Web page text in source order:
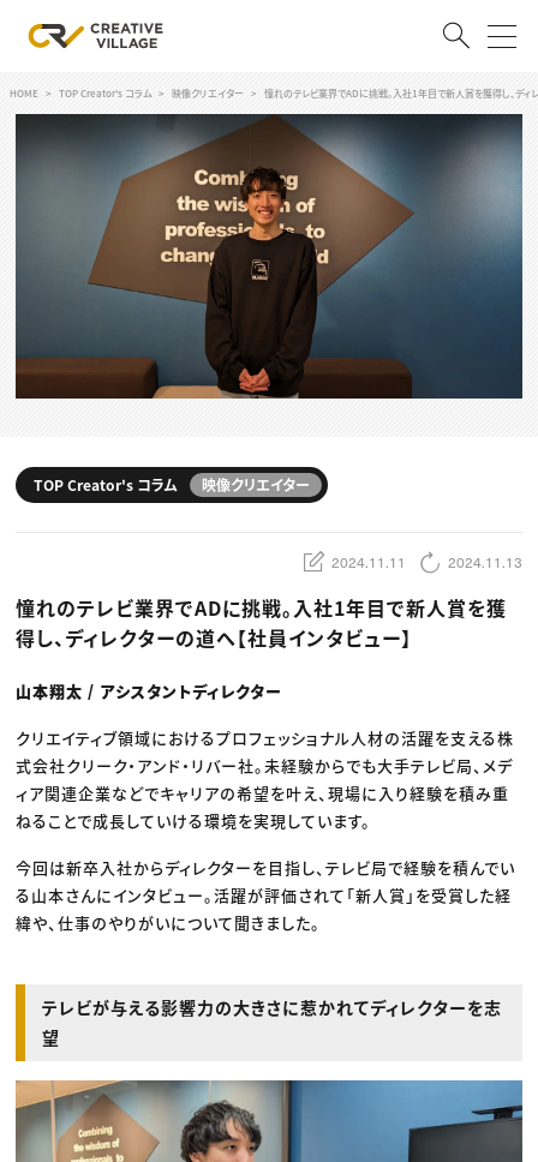
ログイン 会員登録
クリエイター求人を探す
CREATIVE JOB求人検索
特集求人
採用説明会
転職支援サービス
スキルアップしたい！ トップ
デザイン
動画配信・映像制作
ディレクション
業界解説・キャリア事情
お役立ち基礎知識
TOP Creator’s コラム
ゲームクリエイター
映像クリエイター
マーケッター
C＆R Magazine
ニュース・トレンド
Web
映像
ゲーム・エンタメ
広告
出版
CREATIVE VILLAGEからのお知らせ
HOME TOP Creator's コラム 映像クリエイター 憧れのテレビ業界でADに挑戦。入社1年目で新人賞を獲得し、ディ
TOP Creator's コラム 映像クリエイター
2024.11.11 2024.11.13
憧れのテレビ業界でADに挑戦。入社1年目で新人賞を獲
得し、ディレクターの道へ【社員インタビュー】
山本翔太 / アシスタントディレクター
クリエイティブ領域におけるプロフェッショナル人材の活躍を支える株
式会社クリーク・アンド・リバー社。未経験からでも大手テレビ局、メデ
ィア関連企業などでキャリアの希望を叶え、現場に入り経験を積み重
ねることで成長していける環境を実現しています。
今回は新卒入社からディレクターを目指し、テレビ局で経験を積んでい
る山本さんにインタビュー。活躍が評価されて「新人賞」を受賞した経
緯や、仕事のやりがいについて聞きました。
テレビが与える影響力の大きさに惹かれてディレクターを志
望